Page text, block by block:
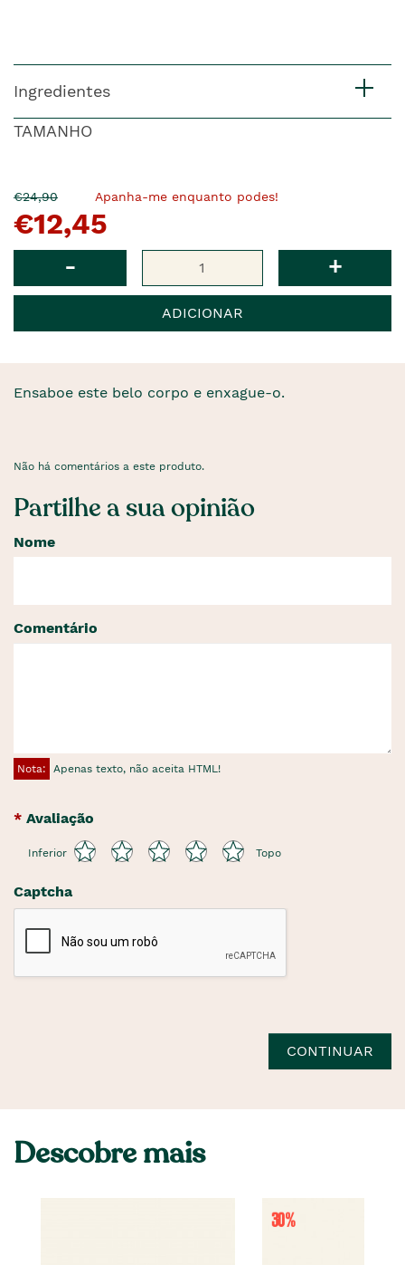
Ingredientes
TAMANHO
O
pre�o
anterior
€24,90Agora
�
€12,45
Apanha-me enquanto podes!
- +
ADICIONAR
Ensaboe este belo corpo e enxague-o.
Não há comentários a este produto.
Partilhe a sua opinião
Nome
Comentário
Nota: Apenas texto, não aceita HTML!
Avaliação
Inferior Topo
Captcha
CONTINUAR
Descobre mais